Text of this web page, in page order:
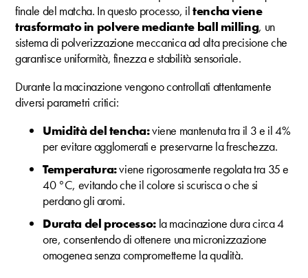
finale del matcha. In questo processo, iltencha viene
trasformato in polvere mediante ball milling, un
sistema di polverizzazione meccanica ad alta precisione che
garantisce uniformità, finezza e stabilità sensoriale.
Durante la macinazione vengono controllati attentamente
diversi parametri critici:
Umidità del tencha:viene mantenuta tra il 3 e il 4%
per evitare agglomerati e preservarne la freschezza.
Temperatura:viene rigorosamente regolata tra 35 e
40 °C, evitando che il colore si scurisca o che si
perdano gli aromi.
Durata del processo: la macinazione dura circa 4
ore, consentendo di ottenere una micronizzazione
omogenea senza comprometterne la qualità.